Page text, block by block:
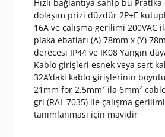
Hızlı bağlantıya sahip bu
dolaşım prizi düzdür 2P+E
16A ve çalışma gerilimi 200VAC
plaka ebatları (A) 78mm x (Y)
derecesi IP44 ve IK08 Yangın
Kablo girişleri esnek veya sert
32A’daki kablo girişlerinin
21mm for 2.5mm² ila 6mm²
gri (RAL 7035) ile çalışma
tanımlanması için mavidir